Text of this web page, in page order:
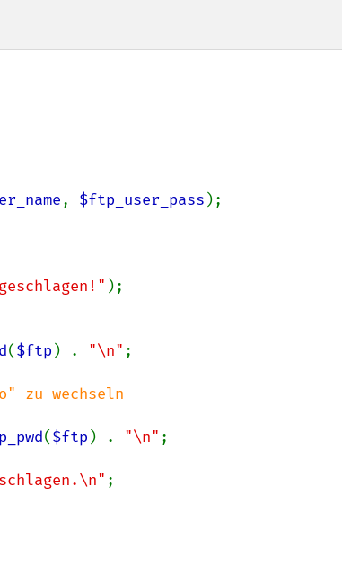
, $ftp_user_pass );
);
($ftp ) . "\n" ;
($ftp ) . "\n" ;
;